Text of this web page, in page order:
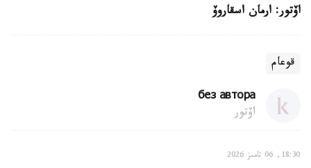
اۆتور: ارمان اسقاروۆ
قوعام
без автора
اۆتور
18:30, 06 تامىز 2026